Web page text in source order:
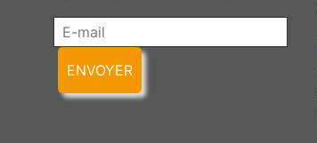
ENVOYER